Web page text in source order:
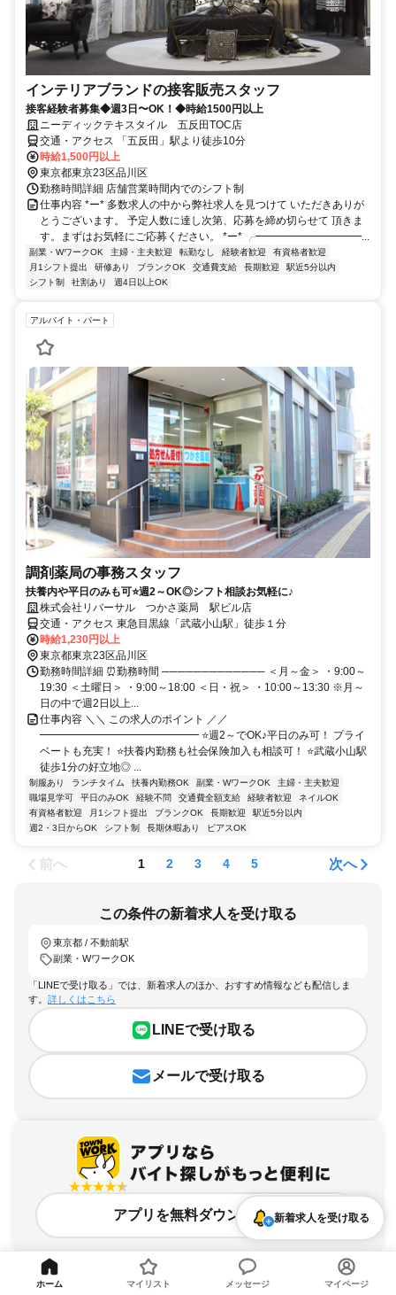
インテリアブランドの接客販売スタッフ
接客経験者募集◆週3日〜OK！◆時給1500円以上
ニーディックテキスタイル 五反田TOC店
交通・アクセス 「五反田」駅より徒歩10分
時給1,500円以上
東京都東京23区品川区
勤務時間詳細 店舗営業時間内でのシフト制
仕事内容 *ー* 多数求人の中から弊社求人を見つけて いただきありが
とうございます。 予定人数に達し次第、応募を締め切らせて 頂きま
す。まずはお気軽にご応募ください。 *ー* ╭━━━━━━━━━━...
副業・WワークOK 主婦・主夫歓迎 転勤なし 経験者歓迎
有資格者歓迎
月1シフト提出
研修あり ブランクOK 交通費支給 長期歓迎
駅近5分以内
シフト制
社割あり 週4日以上OK
アルバイト・パート
調剤薬局の事務スタッフ
扶養内や平日のみも可⭐週2～OK◎シフト相談お気軽に♪
株式会社リバーサル つかさ薬局 駅ビル店
交通・アクセス 東急目黒線「武蔵小山駅」徒歩１分
時給1,230円以上
東京都東京23区品川区
勤務時間詳細 ⏰勤務時間 ───────────── ＜月～金＞ ・9:00～
19:30 ＜土曜日＞ ・9:00～18:00 ＜日・祝＞ ・10:00～13:30 ※月～
日の中で週2日以上...
仕事内容 ＼＼ この求人のポイント ／／
━━━━━━━━━━━━━━━ ⭐週2～でOK♪平日のみ可！ プライ
ベートも充実！ ⭐扶養内勤務も社会保険加入も相談可！ ⭐武蔵小山駅
徒歩1分の好立地◎ ...
制服あり ランチタイム 扶養内勤務OK 副業・WワークOK
主婦・主夫歓迎
職場見学可
平日のみOK 経験不問 交通費全額支給 経験者歓迎
ネイルOK
有資格者歓迎
月1シフト提出 ブランクOK 長期歓迎
駅近5分以内
週2・3日からOK
シフト制 長期休暇あり ピアスOK
前へ 1 2 3 4 5 次へ
この条件の新着求人を受け取る
東京都 / 不動前駅
副業・WワークOK
「LINEで受け取る」では、新着求人のほか、おすすめ情報なども配信しま
す。 詳しくはこちら
LINEで受け取る
メールで受け取る
アプリを無料ダウンロード新着求人を受け取る
ホーム マイリスト メッセージ マイページ